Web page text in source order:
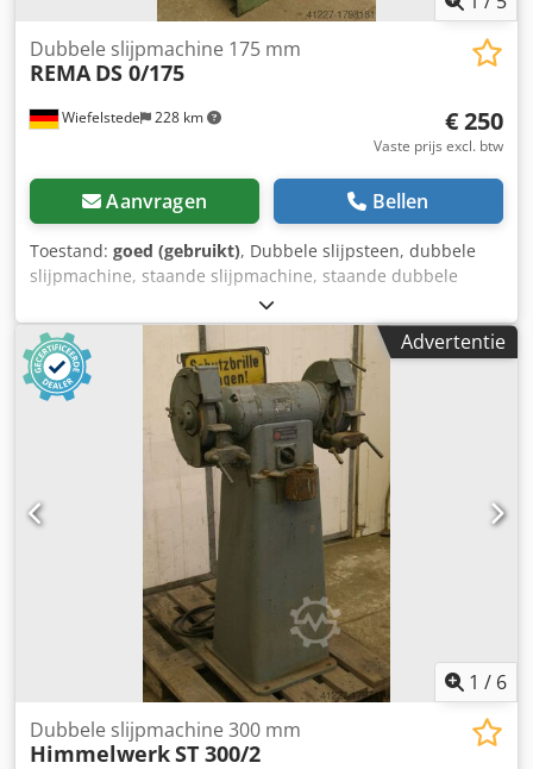
Wiefelstede 228 km
Dubbele slijpmachine 175 mm
REMA DS 0/175
€ 250
Vaste prijs excl. btw
Aanvragen Bellen
Toestand: goed (gebruikt), Dubbele slijpsteen, dubbele
slijpmachine, staande slijpmachine, staande dubbele
slijpsteen Crodpjb A Rbgsfx Agusf -Motorvermogen: 0,37
kW -Toerental: 2900 tpm -Slijpschijven: max. Ø 175 mm -
Bedrijfsspanning: 380 Volt -Afmetingen: 420/390/H1150
mm -Gewicht: 65 kg
Advertentie
1 / 6
Dubbele slijpmachine 300 mm
HimmelwerkST 300/2